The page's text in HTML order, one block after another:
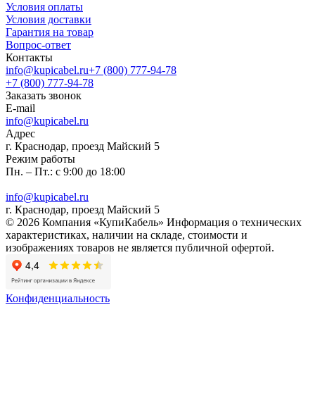
Условия оплаты
Условия доставки
Гарантия на товар
Вопрос-ответ
Контакты
info@kupicabel.ru+7 (800) 777-94-78
+7 (800) 777-94-78
Заказать звонок
E-mail
info@kupicabel.ru
Адрес
г. Краснодар, проезд Майский 5
Режим работы
Пн. – Пт.: с 9:00 до 18:00
info@kupicabel.ru
г. Краснодар, проезд Майский 5
© 2026 Компания «КупиКабель» Информация о технических
характеристиках, наличии на складе, стоимости и
изображениях товаров не является публичной офертой.
Конфиденциальность